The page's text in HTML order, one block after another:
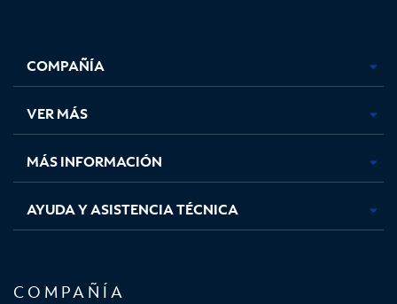
abre
en
pestaña
nueva
abre
en
pestaña
nueva
abre
en
pestaña
nueva
en
nueva
COMPAÑÍA
VER MÁS
MÁS INFORMACIÓN
AYUDA Y ASISTENCIA TÉCNICA
COMPAÑÍA